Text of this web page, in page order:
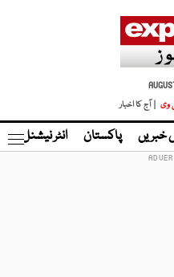
وی | آج کا اخبار
پاکستان انٹر نیشنل